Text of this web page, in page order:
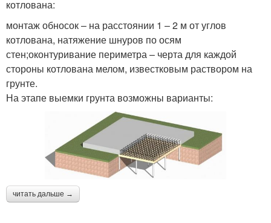
котлована:
монтаж обносок – на расстоянии 1 – 2 м от углов
котлована, натяжение шнуров по осям
стен;оконтуривание периметра – черта для каждой
стороны котлована мелом, известковым раствором на
грунте.
На этапе выемки грунта возможны варианты:
читать дальше →